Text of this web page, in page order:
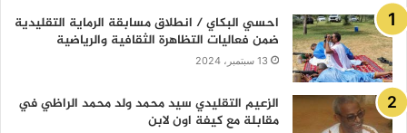
احسي البكاي / انطلاق مسابقة الرماية التقليدية
ضمن فعاليات التظاهرة الثقافية والرياضية
13 سبتمبر، 2024
الزعيم التقليدي سيد محمد ولد محمد الراظي في
مقابلة مع كيفة اون لابن